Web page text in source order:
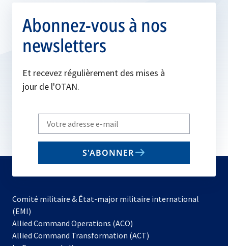
Abonnez-vous à nos
newsletters
Et recevez régulièrement des mises à
jour de l'OTAN.
Write
your
email
S'ABONNER
Comité militaire & État-major militaire international
(EMI)
Allied Command Operations (ACO)
dans
Allied Command Transformation (ACT)